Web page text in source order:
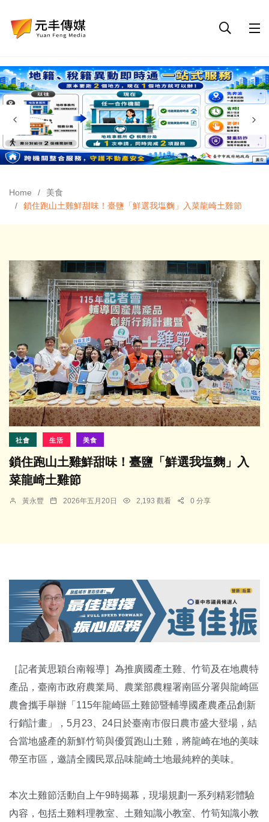
Home
美食
鎖住跑山土雞鮮甜味！臺鹽「鮮選我塩麴」入菜龍崎土雞節
社會 生活 美食
鎖住跑山土雞鮮甜味！臺鹽「鮮選我塩麴」入
菜龍崎土雞節
黃永豐 2026年五月20日 2,193 觀看 0 分享
［記者黃思穎台南報導］為推廣國產土雞、竹筍及在地農特
產品，臺南市政府農業局、農業部農糧署南區分署與龍崎區
農會攜手舉辦「115年龍崎區土雞節暨輔導國產農產品創新
行銷計畫」，5月23、24日於臺南市假日農市盛大登場，結
合當地盛產的新鮮竹筍與優質跑山土雞，將龍崎在地的美味
帶至市區，邀請全國民眾品味龍崎土地最純粹的美味。
本次土雞節活動自上午9時揭幕，現場規劃一系列精彩體驗
內容，包括土雞料理教室、土雞知識小教室、竹筍知識小教